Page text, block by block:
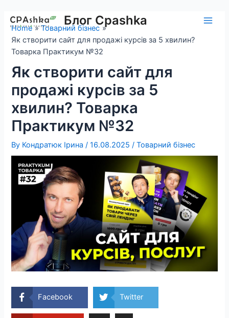
content
Блог Cpashka
Home
Товарний бізнес
Як створити сайт для продажі курсів за 5 хвилин?
Товарка Практикум №32
Як створити сайт для
продажі курсів за 5
хвилин? Товарка
Практикум №32
By Кондратюк Ірина/16.08.2025/Товарний бізнес
Facebook Twitter